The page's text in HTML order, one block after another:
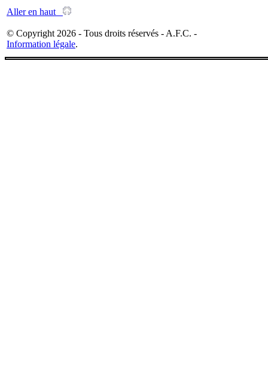
Aller en haut
© Copyright 2026 - Tous droits réservés - A.F.C. -
Information légale.